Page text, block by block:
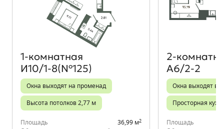
Объект месяца
1‑комнатная
И10/1-8(№125)
Окна выходят на променад
Высота потолков 2,77 м
Площадь 36,99 м2
А6/2-2
Окна выходят во
Просторная
Площадь